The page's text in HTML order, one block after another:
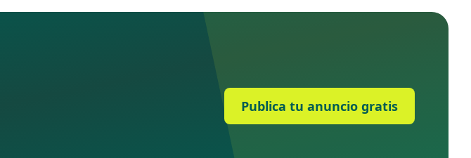
Publica tu anuncio gratis